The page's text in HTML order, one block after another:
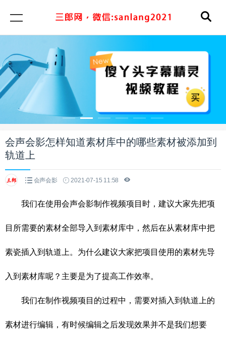
会声会影怎样知道素材库中的哪些素材被添加到
轨道上
会声会影 2021-07-15 11:58
我们在使用会声会影制作视频项目时，建议大家先把项
目所需要的素材全部导入到素材库中，然后在从素材库中把
素瓷插入到轨道上。为什么建议大家把项目使用的素材先导
入到素材库呢？主要是为了提高工作效率。
我们在制作视频项目的过程中，需要对插入到轨道上的
素材进行编辑，有时候编辑之后发现效果并不是我们想要